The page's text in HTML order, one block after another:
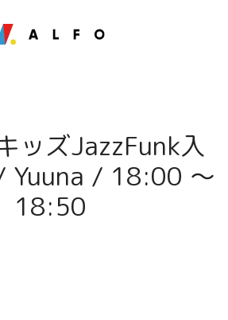
ッズJazzFunk入
Yuuna / 18:00 〜
18:50